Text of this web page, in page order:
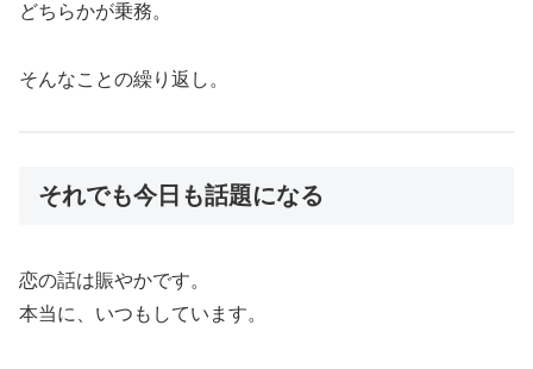
どちらかが乗務。
そんなことの繰り返し。
それでも今日も話題になる
恋の話は賑やかです。
本当に、いつもしています。